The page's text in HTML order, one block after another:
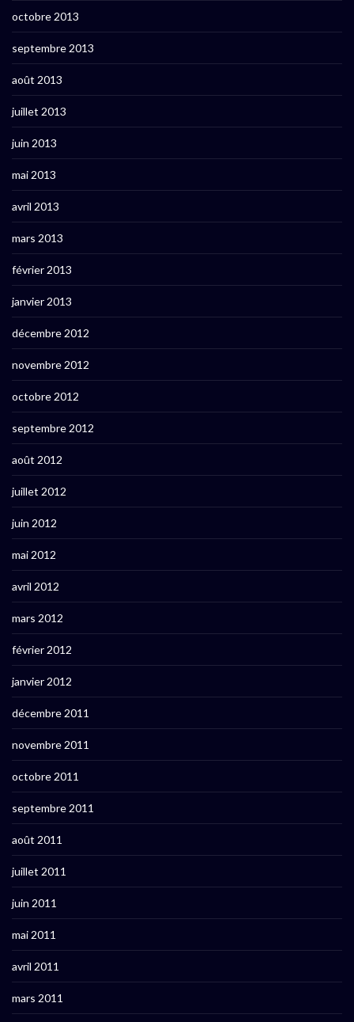
octobre 2013
septembre 2013
août 2013
juillet 2013
juin 2013
mai 2013
avril 2013
mars 2013
février 2013
janvier 2013
décembre 2012
novembre 2012
octobre 2012
septembre 2012
août 2012
juillet 2012
juin 2012
mai 2012
avril 2012
mars 2012
février 2012
janvier 2012
décembre 2011
novembre 2011
octobre 2011
septembre 2011
août 2011
juillet 2011
juin 2011
mai 2011
avril 2011
mars 2011